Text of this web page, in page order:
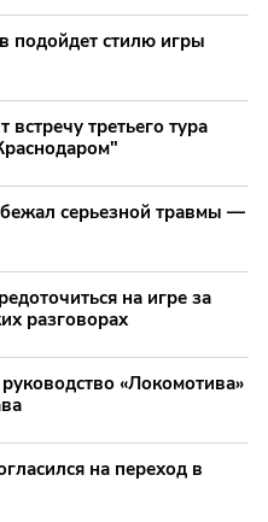
подойдет стилю игры
третьего тура
серьезной травмы —
на игре за
разговорах
«Локомотива»
на переход в